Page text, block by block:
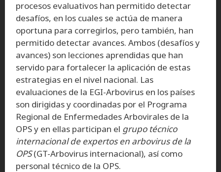
procesos evaluativos han permitido detectar
desafíos, en los cuales se actúa de manera
oportuna para corregirlos, pero también, han
permitido detectar avances. Ambos (desafíos y
avances) son lecciones aprendidas que han
servido para fortalecer la aplicación de estas
estrategias en el nivel nacional. Las
evaluaciones de la EGI-Arbovirus en los países
son dirigidas y coordinadas por el Programa
Regional de Enfermedades Arbovirales de la
OPS y en ellas participan el grupo técnico
internacional de expertos en arbovirus de la
OPS(GT-Arbovirus internacional), así como
personal técnico de la OPS.